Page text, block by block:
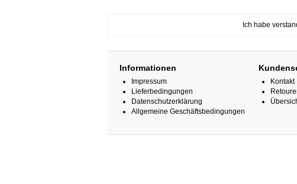
Ich habe
Informationen
Impressum
Lieferbedingungen
Datenschutzerklärung
Allgemeine Geschäftsbedingungen
Kontakt